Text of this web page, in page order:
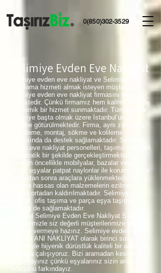
0(850)302-3529
Selimiye Evden Eve Nakliyat
Selimiye evden eve nakliyat ve Selimiye
depolama hizmeti almak isteyen müşteriler
Selimiye evden eve nakliyat firmasını tercih
etmektedir. Çünkü firmamız hem kaliteli hem de
ekonomik bir hizmet sunmaktadır. Tüm eşyalar
Selimiye başta olmak üzere İstanbul’un 39
ilçesine götürülmektedir. Firma, aynı zamanda
paketleme, montaj, sökme ve kolileme
noktasında da destek sağlamaktadır. Selimiye
evden eve nakliyat personelleri, taşıma işlemleri
sistematik bir şekilde gerçekleştirmektedir.
Örneğin öncellikle mobilyalar, bazalar veya
beyaz eşyalar patpat naylonlar ile koruma altına
alındıktan sonra araçlara yüklenmektedir. Bu
sayede hassas olan malzemelerin ezilme
riskleri ortadan kaldırılmaktadır. Selimiye
nakliye, ofis taşıma ve parça eşya taşıma
desteği de sağlamaktadır.
İstanbul Selimiye Evden Eve Nakliyat 5 Yıllık
tecrübemizle siz değerli müşterilerimize en iyi
hizmeti vermeye hazırız. Selimiye evden eve
nakliyat ANI NAKLİYAT olarak birinci sınıf
kalitesiyle hijyenik dürüstlük kaliteli bir arada da
tutmaya çalışıyoruz. Bizi aramadan kesinlikle
taşınmayınız çünkü eşyalarınız sizin anılarınız
olduğunu farkındayız.